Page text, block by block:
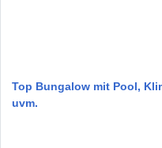
Top Bungalow mit Pool,
uvm.